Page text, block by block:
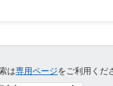
は専用ページをご利用くだ